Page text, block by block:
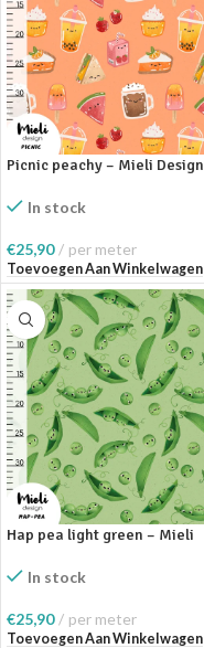
Picnic peachy – Mieli Design
In stock
€25,90 per meter
Toevoegen Aan Winkelwagen
Hap pea light green – Mieli
In stock
€25,90 per meter
Toevoegen Aan Winkelwagen